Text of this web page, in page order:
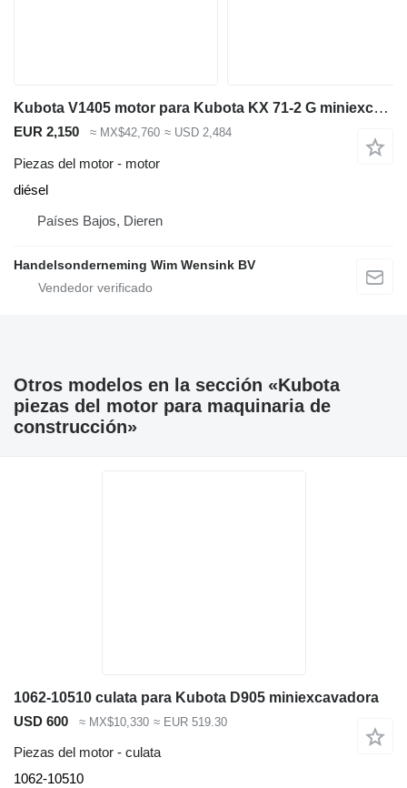
Kubota V1405 motor para Kubota KX 71-2 G miniexcavadora
EUR 2,150 ≈ MX$42,760 ≈ USD 2,484
Piezas del motor - motor
diésel
Países Bajos, Dieren
Handelsonderneming Wim Wensink BV
Otros modelos en la sección «Kubota
piezas del motor para maquinaria de
construcción»
1062-10510 culata para Kubota D905 miniexcavadora
USD 600
≈ MX$10,330 ≈ EUR 519.30
Piezas del motor - culata
1062-10510